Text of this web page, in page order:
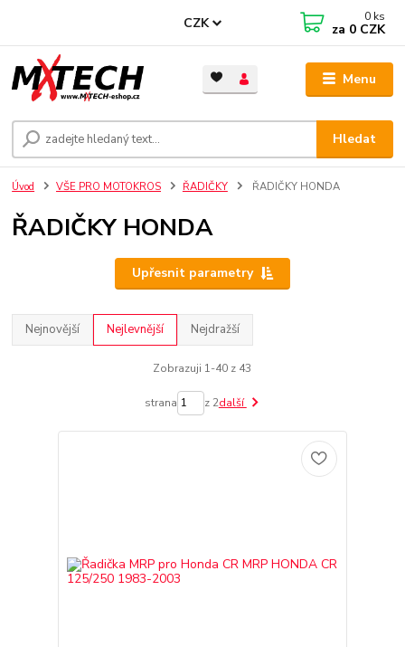
Menu
CZK
Hledat
0 ks
za 0 CZK
Úvod VŠE PRO MOTOKROS ŘADIČKY ŘADIČKY HONDA
ŘADIČKY HONDA
Upřesnit parametry
Nejnovější Nejlevnější Nejdražší
Zobrazuji 1-40 z 43
strana z 2další